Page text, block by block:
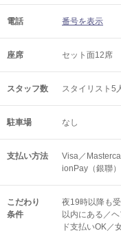
電話 番号を表示
座席 セット面12席
スタッフ数 スタイリスト5
駐車場 なし
支払い方法
Visa／
ionPay（銀聯
こだわり
条件
夜19時以降も
以内にある／
ド支払いOK／